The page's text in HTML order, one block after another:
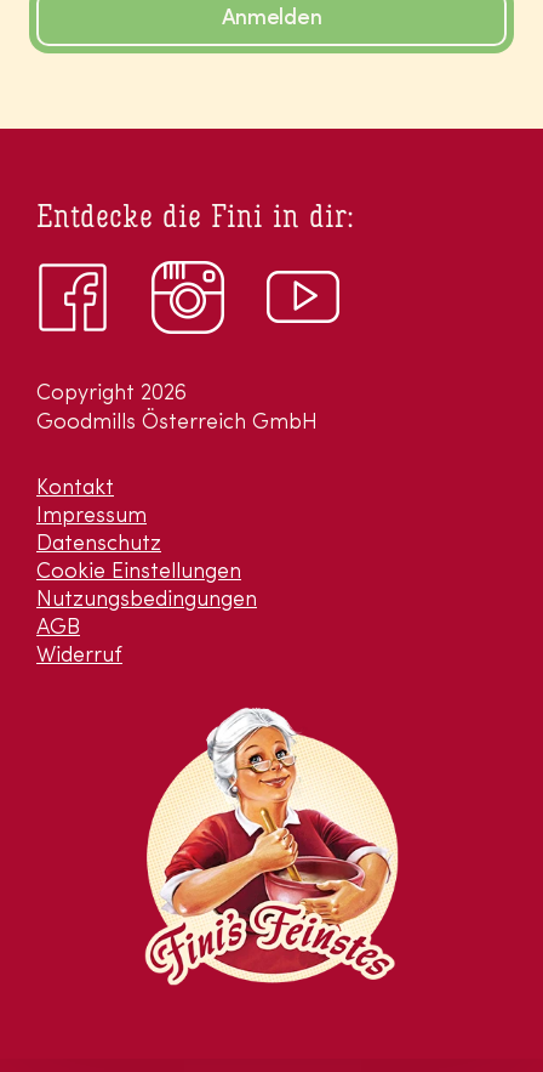
Anmelden
Copyright 2026
Goodmills Österreich GmbH
Kontakt
Impressum
Datenschutz
Cookie Einstellungen
Nutzungsbedingungen
AGB
Widerruf
Entdecke die Fini in dir: